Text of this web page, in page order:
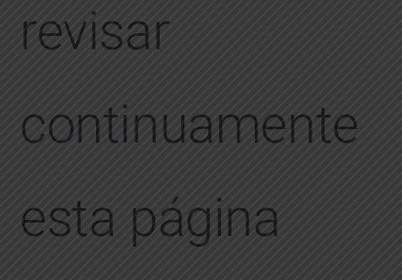
revisar
continuamente
esta página